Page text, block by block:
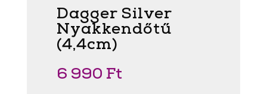
Dagger Silver
Nyakkendőtű
(4,4cm)
6 990 Ft